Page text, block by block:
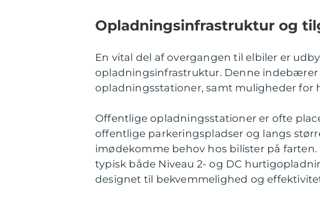
Opladningsinfrastruktur og
En vital del af overgangen til elbiler er
opladningsinfrastruktur. Denne
opladningsstationer, samt muligheder for
Offentlige opladningsstationer er ofte
offentlige parkeringspladser og langs
imødekomme behov hos bilister på
typisk både Niveau 2- og DC
designet til bekvemmelighed og